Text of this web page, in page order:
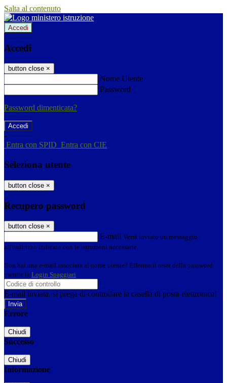
Salta al contenuto
Accedi
Accedi
button close ×
Nome Utente
Password
Password dimenticata?
-
Entra con SPID Entra con CIE
Seleziona utente
button close ×
Recupero password
button close ×
E-mail Verrà inviato un messaggio
all'indirizzo indicato con le istruzioni necessarie.
Non hai una e-mail associata al nome utente? Effettua il reset della password
tramite la Login Spaggiari
E-mail inviata, si prega di controllare la casella di posta elettronica!
Errore
Chiudi
Successo
Chiudi
Informazione